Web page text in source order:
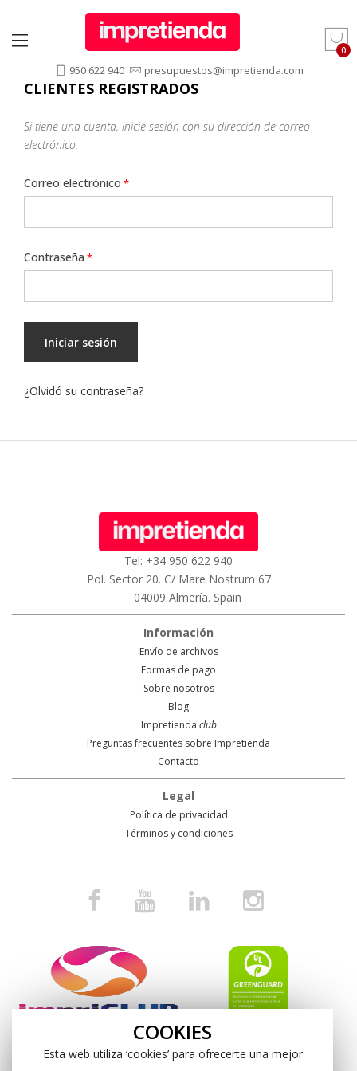
950 622 940 presupuestos@impretienda.com
COOKIES
Esta web utiliza ‘cookies’ para ofrecerte una mejor
CLIENTES REGISTRADOS
Si tiene una cuenta, inicie sesión con su dirección de correo
electrónico.
Correo electrónico
Contraseña
Iniciar sesión
¿Olvidó su contraseña?
Tel: +34 950 622 940
Pol. Sector 20. C/ Mare Nostrum 67
04009 Almería. Spain
Información
Envío de archivos
Formas de pago
Sobre nosotros
Blog
Impretienda club
Preguntas frecuentes sobre Impretienda
Contacto
Legal
Política de privacidad
Términos y condiciones